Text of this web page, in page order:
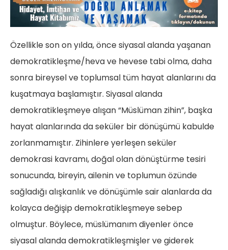
Özellikle son on yılda, önce siyasal alanda yaşanan
demokratikleşme/heva ve hevese tabi olma, daha
sonra bireysel ve toplumsal tüm hayat alanlarını da
kuşatmaya başlamıştır. Siyasal alanda
demokratikleşmeye alışan “Müslüman zihin”, başka
hayat alanlarında da seküler bir dönüşümü kabulde
zorlanmamıştır. Zihinlere yerleşen seküler
demokrasi kavramı, doğal olan dönüştürme tesiri
sonucunda, bireyin, ailenin ve toplumun özünde
sağladığı alışkanlık ve dönüşümle sair alanlarda da
kolayca değişip demokratikleşmeye sebep
olmuştur. Böylece, müslümanım diyenler önce
siyasal alanda demokratikleşmişler ve giderek